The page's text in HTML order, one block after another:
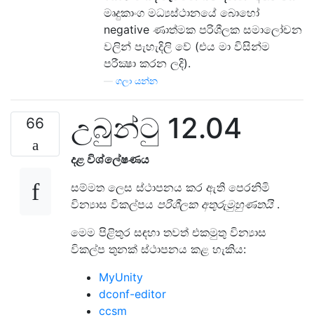
මෘදුකාංග මධ්‍යස්ථානයේ බොහෝ
negative ණාත්මක පරිශීලක සමාලෝචන
වලින් පැහැදිලි වේ (එය මා විසින්ම
පරීක්‍ෂා කරන ලදි).
ගලා යන්න
66 උබුන්ටු 12.04
දළ විශ්ලේෂණය
සම්මත ලෙස ස්ථාපනය කර ඇති පෙරනිමි
වින්‍යාස විකල්පය පරිශීලක අතුරුමුහුණතයි.
මෙම පිළිතුර සඳහා තවත් එකමුතු වින්‍යාස
විකල්ප තුනක් ස්ථාපනය කළ හැකිය:
MyUnity
dconf-editor
ccsm